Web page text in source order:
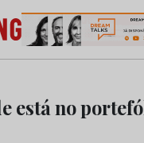
as notícias sobre os
Publicidade
está no